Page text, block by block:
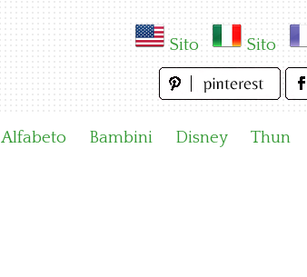
Sito Sito
Alfabeto Bambini Disney Thun